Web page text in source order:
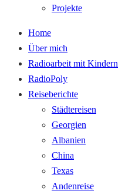
Projekte
Home
Über mich
Radioarbeit mit Kindern
RadioPoly
Reiseberichte
Städtereisen
Georgien
Albanien
China
Texas
Andenreise